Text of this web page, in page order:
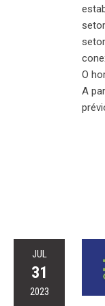
O
A
JUL
31
2023